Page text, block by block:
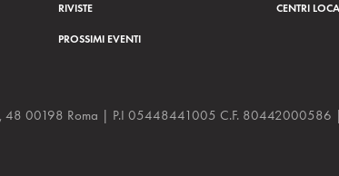
RIVISTE
PROSSIMI EVENTI
CENTRI
48 00198 Roma | P.I 05448441005 C.F. 80442000586